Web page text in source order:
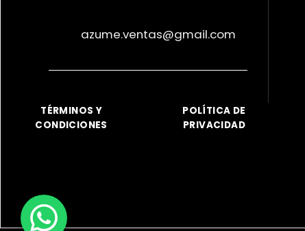
azume.ventas@gmail.com
TÉRMINOS Y
CONDICIONES
POLÍTICA DE
PRIVACIDAD